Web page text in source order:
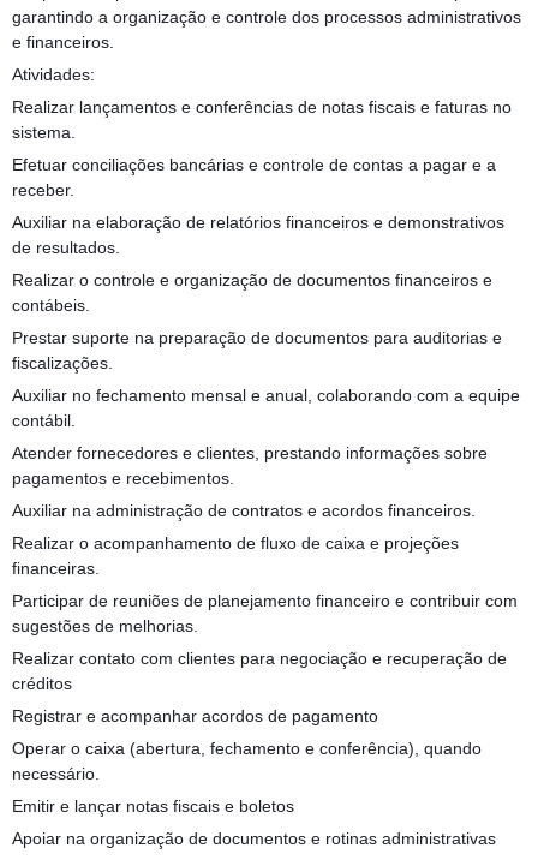
garantindo a organização e controle dos processos administrativos
e financeiros.
Atividades:
Realizar lançamentos e conferências de notas fiscais e faturas no
sistema.
Efetuar conciliações bancárias e controle de contas a pagar e a
receber.
Auxiliar na elaboração de relatórios financeiros e demonstrativos
de resultados.
Realizar o controle e organização de documentos financeiros e
contábeis.
Prestar suporte na preparação de documentos para auditorias e
fiscalizações.
Auxiliar no fechamento mensal e anual, colaborando com a equipe
contábil.
Atender fornecedores e clientes, prestando informações sobre
pagamentos e recebimentos.
Auxiliar na administração de contratos e acordos financeiros.
Realizar o acompanhamento de fluxo de caixa e projeções
financeiras.
Participar de reuniões de planejamento financeiro e contribuir com
sugestões de melhorias.
Realizar contato com clientes para negociação e recuperação de
créditos
Registrar e acompanhar acordos de pagamento
Operar o caixa (abertura, fechamento e conferência), quando
necessário.
Emitir e lançar notas fiscais e boletos
Apoiar na organização de documentos e rotinas administrativas